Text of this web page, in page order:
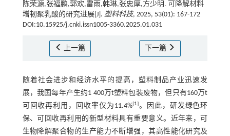
陈荣源,张福鹏,郭欢,雷雨,韩琳,张忠厚,方少明. 可降解材料
增韧聚乳酸的研究进展[J]. 塑料科技, 2025, 53(01): 167-172
DOI:10.15925/j.cnki.issn1005-3360.2025.01.031
上一篇 下一篇
随着社会进步和经济水平的提高，塑料制品产业迅速发
展，我国每年产生约1 400万t塑料包装废物，但只有160万t
可回收再利用，回收率仅为11.4%[1]。因此，研发绿色环
保、可回收再利用的新型材料具有重要意义。近年来，可
生物降解聚合物的生产能力不断增强，其高性能化研究及